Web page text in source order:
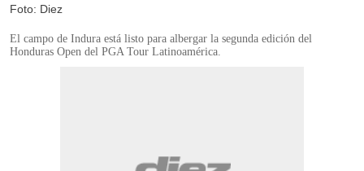
Foto: Diez
El campo de Indura está listo para albergar la segunda edición del
Honduras Open del PGA Tour Latinoamérica.